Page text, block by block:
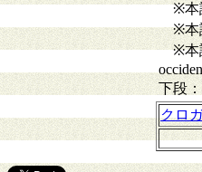
※本誌
※本誌
※本誌
下段
クロ